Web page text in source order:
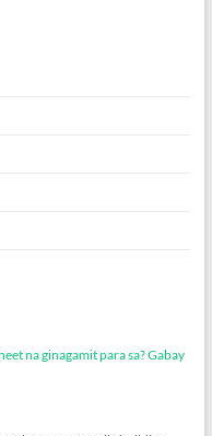
na ginagamit para sa? Gabay